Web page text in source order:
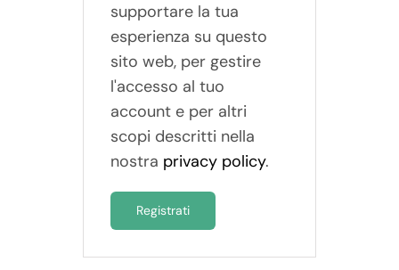
supportare la tua
esperienza su questo
sito web, per gestire
l'accesso al tuo
account e per altri
scopi descritti nella
nostra privacy policy.
Registrati